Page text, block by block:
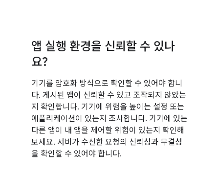
앱 실행 환경을 신뢰할 수 있나
요?
기기를 암호화 방식으로 확인할 수 있어야 합니
다. 게시된 앱이 신뢰할 수 있고 조작되지 않았는
지 확인합니다. 기기에 위험을 높이는 설정 또는
애플리케이션이 있는지 조사합니다. 기기에 있는
다른 앱이 내 앱을 제어할 위험이 있는지 확인해
보세요. 서버가 수신한 요청의 신뢰성과 무결성
을 확인할 수 있어야 합니다.